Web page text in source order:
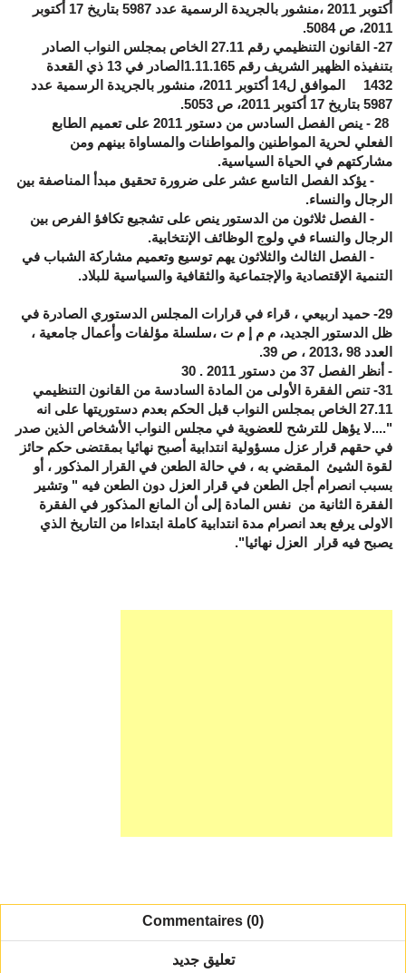
أكتوبر 2011 ،منشور بالجريدة الرسمية عدد 5987 بتاريخ 17 أكتوبر
2011، ص 5084.
27
- القانون التنظيمي رقم 27.11 الخاص بمجلس النواب الصادر
بتنفيذه الظهير الشريف رقم 1.11.165الصادر في 13 ذي القعدة
1432 الموافق ل14 أكتوبر 2011، منشور بالجريدة الرسمية عدد
5987 بتاريخ 17 أكتوبر 2011، ص 5053.
28
- ينص الفصل السادس من دستور 2011 على تعميم الطابع
الفعلي لحرية المواطنين والمواطنات والمساواة بينهم ومن
مشاركتهم في الحياة السياسية.
- يؤكد الفصل التاسع عشر على ضرورة تحقيق مبدأ المناصفة بين
الرجال والنساء.
- الفصل ثلاثون من الدستور ينص على تشجيع تكافؤ الفرص بين
الرجال والنساء في ولوج الوظائف الإنتخابية.
- الفصل الثالث والثلاثون يهم توسيع وتعميم مشاركة الشباب في
التنمية الإقتصادية والإجتماعية والثقافية والسياسية للبلاد.
29- حميد اربيعي ، قراء في قرارات المجلس الدستوري الصادرة في
ظل الدستور الجديد، م م إ م ت ،سلسلة مؤلفات وأعمال جامعية ،
العدد 98 ،2013 ، ص 39.
- أنظر الفصل 37 من دستور 2011 .
30
31- تنص الفقرة الأولى من المادة السادسة من القانون التنظيمي
27.11 الخاص بمجلس النواب قبل الحكم بعدم دستوريتها على انه
"....لا يؤهل للترشح للعضوية في مجلس النواب الأشخاص الذين صدر
في حقهم قرار عزل مسؤولية انتدابية أصبح نهائيا بمقتضى حكم حائز
لقوة الشيئ المقضي به ، في حالة الطعن في القرار المذكور ، أو
بسبب انصرام أجل الطعن في قرار العزل دون الطعن فيه " وتشير
الفقرة الثانية من نفس المادة إلى أن المانع المذكور في الفقرة
الاولى يرفع بعد انصرام مدة انتدابية كاملة ابتداءا من التاريخ الذي
يصبح فيه قرار العزل نهائيا".
Commentaires (0)
تعليق جديد